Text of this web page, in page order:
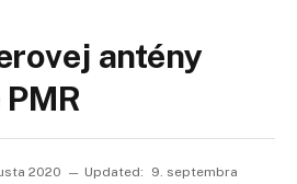
antény
2020 Updated:
9. septembra